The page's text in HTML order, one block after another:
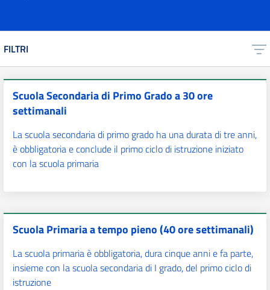
FILTRI
Scuola Secondaria di Primo Grado a 30 ore
settimanali
La scuola secondaria di primo grado ha una durata di tre anni,
è obbligatoria e conclude il primo ciclo di istruzione iniziato
con la scuola primaria
Scuola Primaria a tempo pieno (40 ore settimanali)
La scuola primaria è obbligatoria, dura cinque anni e fa parte,
insieme con la scuola secondaria di I grado, del primo ciclo di
istruzione